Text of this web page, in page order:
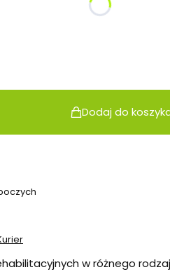
Dodaj do
w różnego